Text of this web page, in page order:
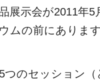
展示会が2011年
ムの前にありま
つのセッション